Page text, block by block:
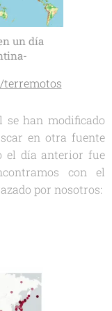
un día
terremotos
se han modificado
en otra fuente
el día anterior fue
con el
por nosotros: